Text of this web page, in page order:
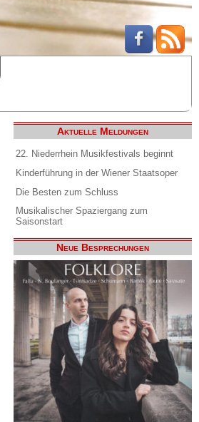
Aktuelle Meldungen
22. Niederrhein Musikfestivals beginnt
Kinderführung in der Wiener Staatsoper
Die Besten zum Schluss
Musikalischer Spaziergang zum
Saisonstart
Neue Besprechungen